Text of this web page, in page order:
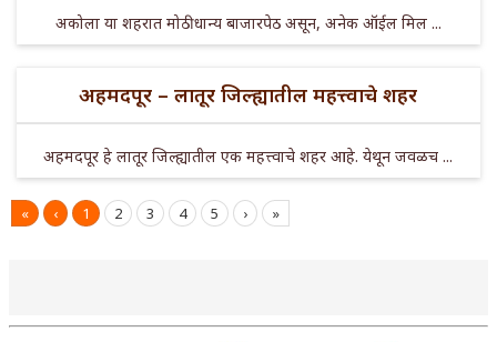
अकोला या शहरात मोठी धान्य बाजारपेठ असून, अनेक ऑईल मिल ...
अहमदपूर – लातूर जिल्ह्यातील महत्त्वाचे शहर
अहमदपूर हे लातूर जिल्ह्यातील एक महत्त्वाचे शहर आहे. येथून जवळच ...
« ‹ 1 2 3 4 5 › »